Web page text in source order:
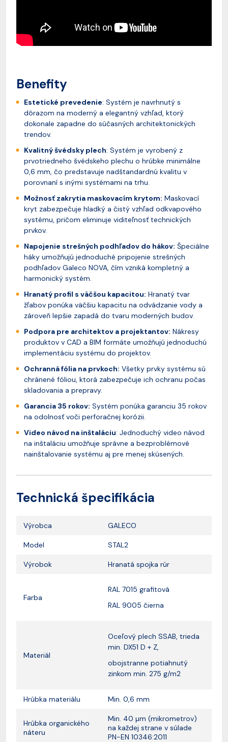
Benefity
Estetické prevedenie: Systém je navrhnutý s
dôrazom na moderný a elegantný vzhľad, ktorý
dokonale zapadne do súčasných architektonických
trendov.
Kvalitný švédsky plech: Systém je vyrobený z
prvotriedneho švédskeho plechu o hrúbke minimálne
0,6 mm, čo predstavuje nadštandardnú kvalitu v
porovnaní s inými systémami na trhu.
Možnosť zakrytia maskovacím krytom: Maskovací
kryt zabezpečuje hladký a čistý vzhľad odkvapového
systému, pričom eliminuje viditeľnosť technických
prvkov.
Napojenie strešných podhľadov do hákov: Špeciálne
háky umožňujú jednoduché pripojenie strešných
podhľadov Galeco NOVA, čím vzniká kompletný a
harmonický systém.
Hranatý profil s väčšou kapacitou: Hranatý tvar
žľabov ponúka väčšiu kapacitu na odvádzanie vody a
zároveň lepšie zapadá do tvaru moderných budov.
Podpora pre architektov a projektantov: Nákresy
produktov v CAD a BIM formáte umožňujú jednoduchú
implementáciu systému do projektov.
Ochranná fólia na prvkoch: Všetky prvky systému sú
chránené fóliou, ktorá zabezpečuje ich ochranu počas
skladovania a prepravy.
Garancia 35 rokov: Systém ponúka garanciu 35 rokov
na odolnosť voči perforačnej korózii.
Video návod na inštaláciu: Jednoduchý video návod
na inštaláciu umožňuje správne a bezproblémové
nainštalovanie systému aj pre menej skúsených.
Technická špecifikácia
Výrobca GALECO
Model STAL2
Výrobok Hranatá spojka rúr
Farba
RAL 7015 grafitová
RAL 9005 čierna
Materiál
Oceľový plech SSAB, trieda
min. DX51 D + Z,
obojstranne potiahnutý
zinkom min. 275 g/m2
Hrúbka materiálu Min. 0,6 mm
Hrúbka organického
náteru
Min. 40 µm (mikrometrov)
na každej strane v súlade
PN-EN 10346:2011